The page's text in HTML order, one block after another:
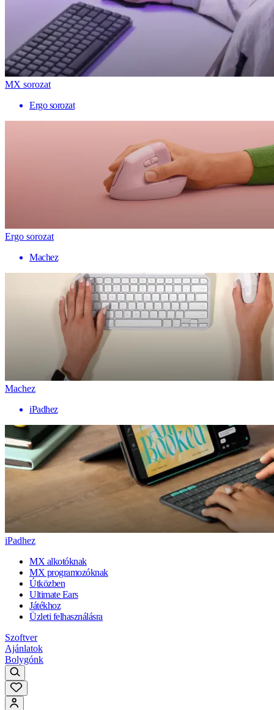
MX sorozat
Ergo sorozat
Ergo sorozat
Machez
Machez
iPadhez
iPadhez
MX alkotóknak
MX programozóknak
Útközben
Ultimate Ears
Játékhoz
Üzleti felhasználásra
Szoftver
Ajánlatok
Bolygónk